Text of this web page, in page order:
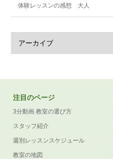
体験レッスンの感想 大人
注目のページ
3分動画 教室の選び方
スタッフ紹介
週別レッスンスケジュール
教室の地図